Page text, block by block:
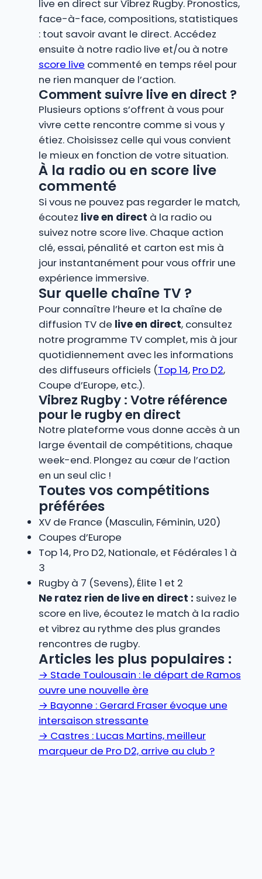
live en direct sur Vibrez Rugby. Pronostics,
face-à-face, compositions, statistiques
: tout savoir avant le direct. Accédez
ensuite à notre radio live et/ou à notre
score live commenté en temps réel pour
ne rien manquer de l’action.
Comment suivre live en direct ?
Plusieurs options s’offrent à vous pour
vivre cette rencontre comme si vous y
étiez. Choisissez celle qui vous convient
le mieux en fonction de votre situation.
À la radio ou en score live
commenté
Si vous ne pouvez pas regarder le match,
écoutez live en direct à la radio ou
suivez notre score live. Chaque action
clé, essai, pénalité et carton est mis à
jour instantanément pour vous offrir une
expérience immersive.
Sur quelle chaîne TV ?
Pour connaître l’heure et la chaîne de
diffusion TV de live en direct, consultez
notre programme TV complet, mis à jour
quotidiennement avec les informations
des diffuseurs officiels (Top 14, Pro D2,
Coupe d’Europe, etc.).
Vibrez Rugby : Votre référence
pour le rugby en direct
Notre plateforme vous donne accès à un
large éventail de compétitions, chaque
week-end. Plongez au cœur de l’action
en un seul clic !
Toutes vos compétitions
préférées
XV de France (Masculin, Féminin, U20)
Coupes d’Europe
Top 14, Pro D2, Nationale, et Fédérales 1 à
3
Rugby à 7 (Sevens), Élite 1 et 2
Ne ratez rien de live en direct : suivez le
score en live, écoutez le match à la radio
et vibrez au rythme des plus grandes
rencontres de rugby.
Articles les plus populaires :
→ Stade Toulousain : le départ de Ramos
ouvre une nouvelle ère
→ Bayonne : Gerard Fraser évoque une
intersaison stressante
→ Castres : Lucas Martins, meilleur
marqueur de Pro D2, arrive au club ?